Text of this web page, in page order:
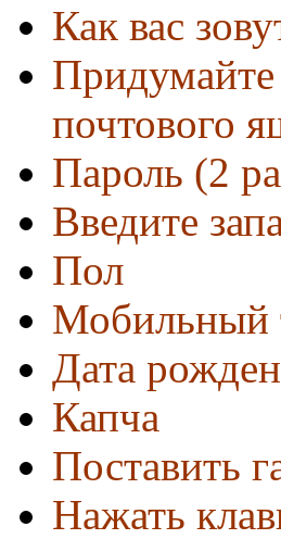
Как вас
Придумайте
почтового
Пароль (2
Введите
Пол
Мобильный
Дата
Капча
Поставить
Нажать